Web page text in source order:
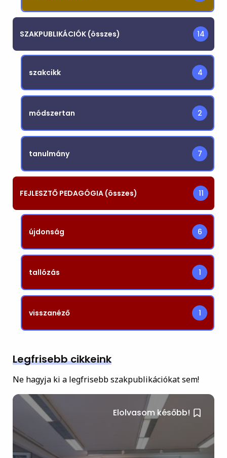
SZAKPUBLIKÁCIÓK (összes) 14
szakcikk 4
módszertan 2
tanulmány 7
FEJLESZTŐ PEDAGÓGIA (összes) 11
újdonság 6
tallózás 1
visszanéző 1
Legfrisebb cikkeink
Ne hagyja ki a legfrisebb szakpublikációkat sem!
Elolvasom később!